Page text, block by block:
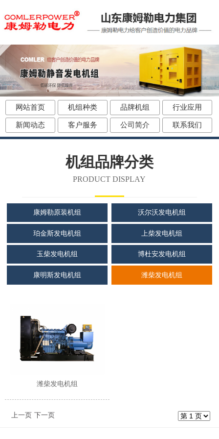
网站首页 机组种类 品牌机组 行业应用
新闻动态 客户服务 公司简介 联系我们
机组品牌分类
PRODUCT DISPLAY
康姆勒原装机组 沃尔沃发电机组
珀金斯发电机组 上柴发电机组
玉柴发电机组 博杜安发电机组
康明斯发电机组 潍柴发电机组
潍柴发电机组
上一页 下一页